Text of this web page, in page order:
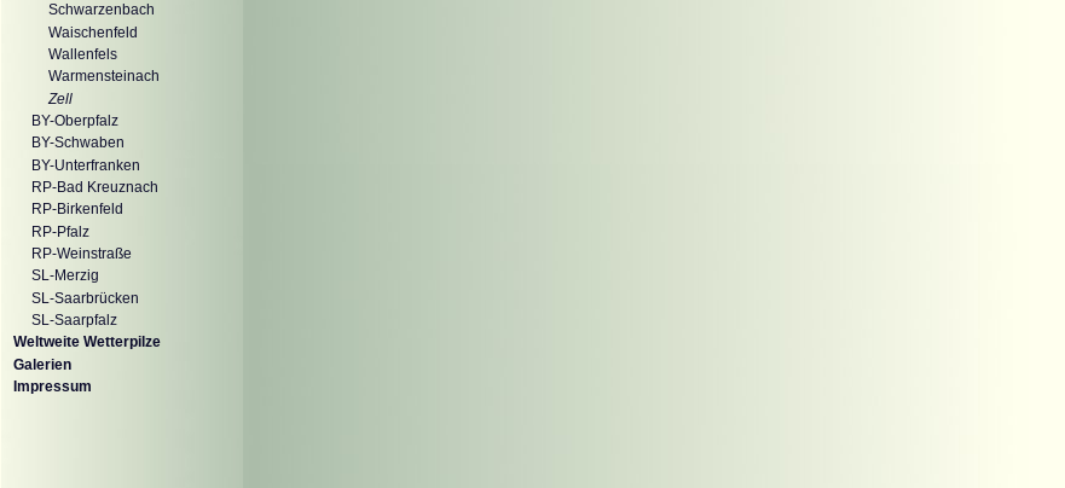
Schwarzenbach
Waischenfeld
Wallenfels
Warmensteinach
Zell
BY-Oberpfalz
BY-Schwaben
BY-Unterfranken
RP-Bad Kreuznach
RP-Birkenfeld
RP-Pfalz
RP-Weinstraße
SL-Merzig
SL-Saarbrücken
SL-Saarpfalz
Weltweite Wetterpilze
Galerien
Impressum